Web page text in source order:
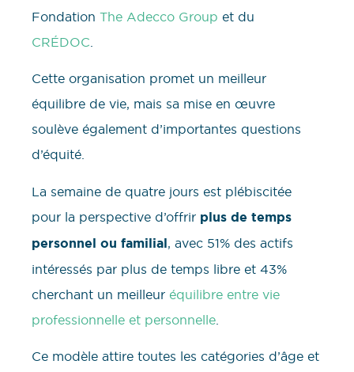
Fondation The Adecco Group et du
CRÉDOC
Cette organisation promet un meilleur
équilibre de vie, mais sa mise en œuvre
soulève également d’importantes questions
d’équité.
La semaine de quatre jours est plébiscitée
pour la perspective d’offrir plus de temps
personnel ou familial, avec 51% des actifs
intéressés par plus de temps libre et 43%
cherchant un meilleur équilibre entre vie
professionnelle et personnelle
Ce modèle attire toutes les catégories d’âge et